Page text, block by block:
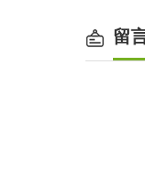
留